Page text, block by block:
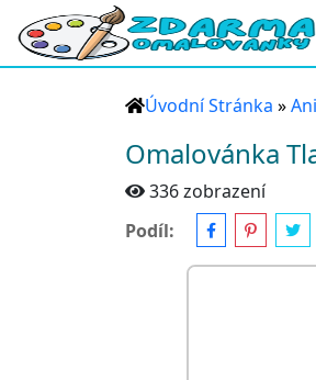
Úvodní Stránka »
Omalovánka
336 zobrazení
Podíl: